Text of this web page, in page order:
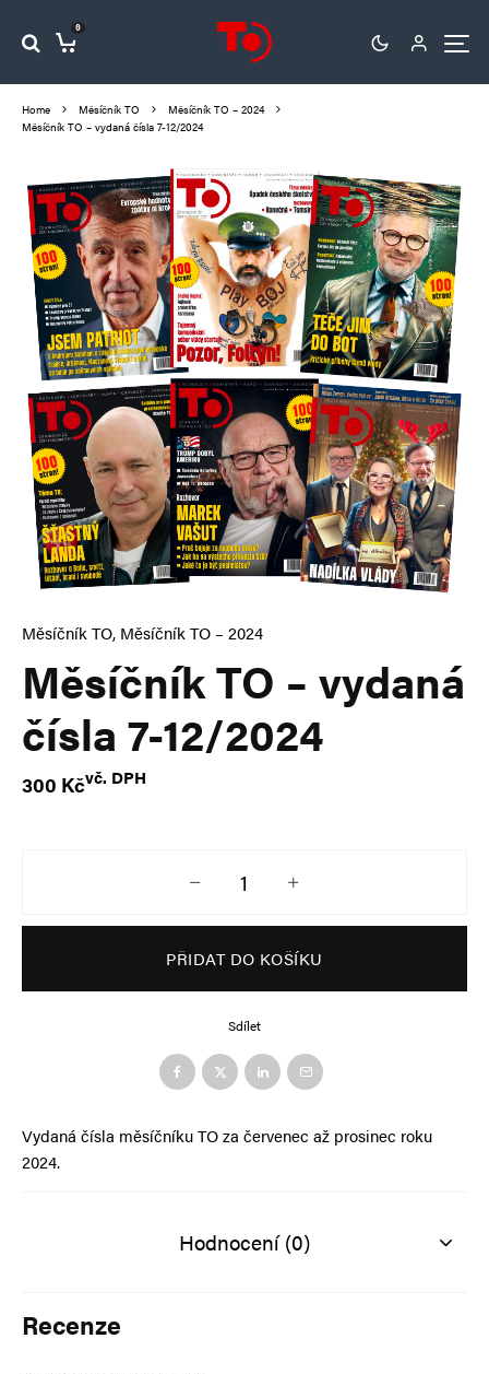
0
Home Měsíčník TO
Měsíčník TO – 2024
Měsíčník TO – vydaná čísla 7-12/2024
Měsíčník TO, Měsíčník TO – 2024
Měsíčník TO – vydaná
čísla 7-12/2024
300 Kčvč. DPH
Vydaná čísla měsíčníku TO za červenec až prosinec roku
2024.
Měsíčník TO – vydaná čísla 7-12/
PŘIDAT DO KOŠÍKU
Sdílet
Hodnocení (0)
Recenze